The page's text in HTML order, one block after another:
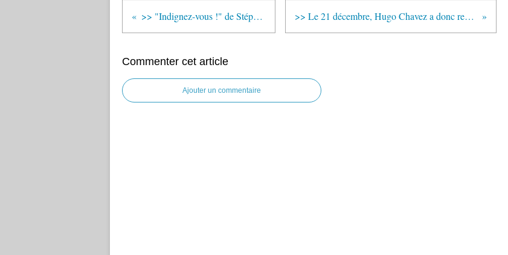
>> "Indignez-vous !" de Stéphane Hessel, 800.000 lecteurs ! >> Le 21 décembre, Hugo Chavez a donc refuser le nouvel ambassadeur des États-Unis
Commenter cet article
Ajouter un commentaire